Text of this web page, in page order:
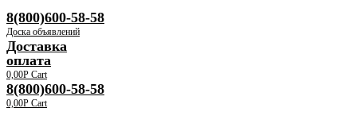
8(800)600-58-58
Доска объявлений
Доставка
оплата
0,00Р Cart
8(800)600-58-58
0,00Р Cart